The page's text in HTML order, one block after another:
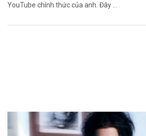
YouTube chính thức của anh. Đây ...